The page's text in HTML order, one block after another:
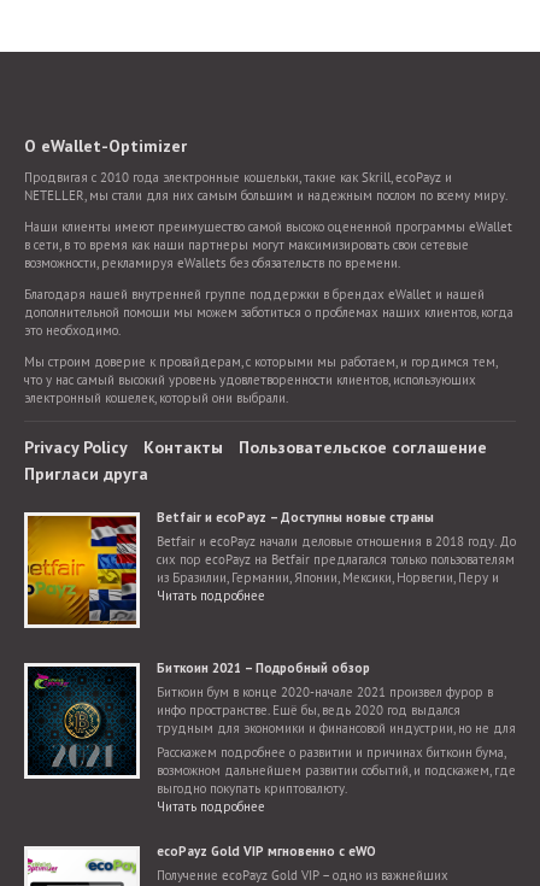
О eWallet-Optimizer
Продвигая с 2010 года электронные кошельки, такие как Skrill, ecoPayz и
NETELLER, мы стали для них самым большим и надежным послом по всему миру.
Наши клиенты имеют преимущество самой высоко оцененной программы eWallet
в сети, в то время как наши партнеры могут максимизировать свои сетевые
возможности, рекламируя eWallets без обязательств по времени.
Благодаря нашей внутренней группе поддержки в брендах eWallet и нашей
дополнительной помощи мы можем заботиться о проблемах наших клиентов, когда
это необходимо.
Мы строим доверие к провайдерам, с которыми мы работаем, и гордимся тем,
что у нас самый высокий уровень удовлетворенности клиентов, использующих
электронный кошелек, который они выбрали.
Privacy Policy Контакты
Пользовательское соглашение
Пригласи друга
Betfair и ecoPayz – Доступны новые страны
Betfair и ecoPayz начали деловые отношения в 2018 году. До
сих пор ecoPayz на Betfair предлагался только пользователям
из Бразилии, Германии, Японии, Мексики, Норвегии, Перу и
Словакии. Теперь добавилось гораздо больше стран.
Читать подробнее
Биткоин 2021 – Подробный обзор
Биткоин бум в конце 2020-начале 2021 произвел фурор в
инфо пространстве. Ещё бы, ведь 2020 год выдался
трудным для экономики и финансовой индустрии, но не для
криптовалют, для которых настал поистине звездный час.
Расскажем подробнее о развитии и причинах биткоин бума,
возможном дальнейшем развитии событий, и подскажем, где
выгодно покупать криптовалюту.
Читать подробнее
ecoPayz Gold VIP мгновенно с eWO
Получение ecoPayz Gold VIP – одно из важнейших